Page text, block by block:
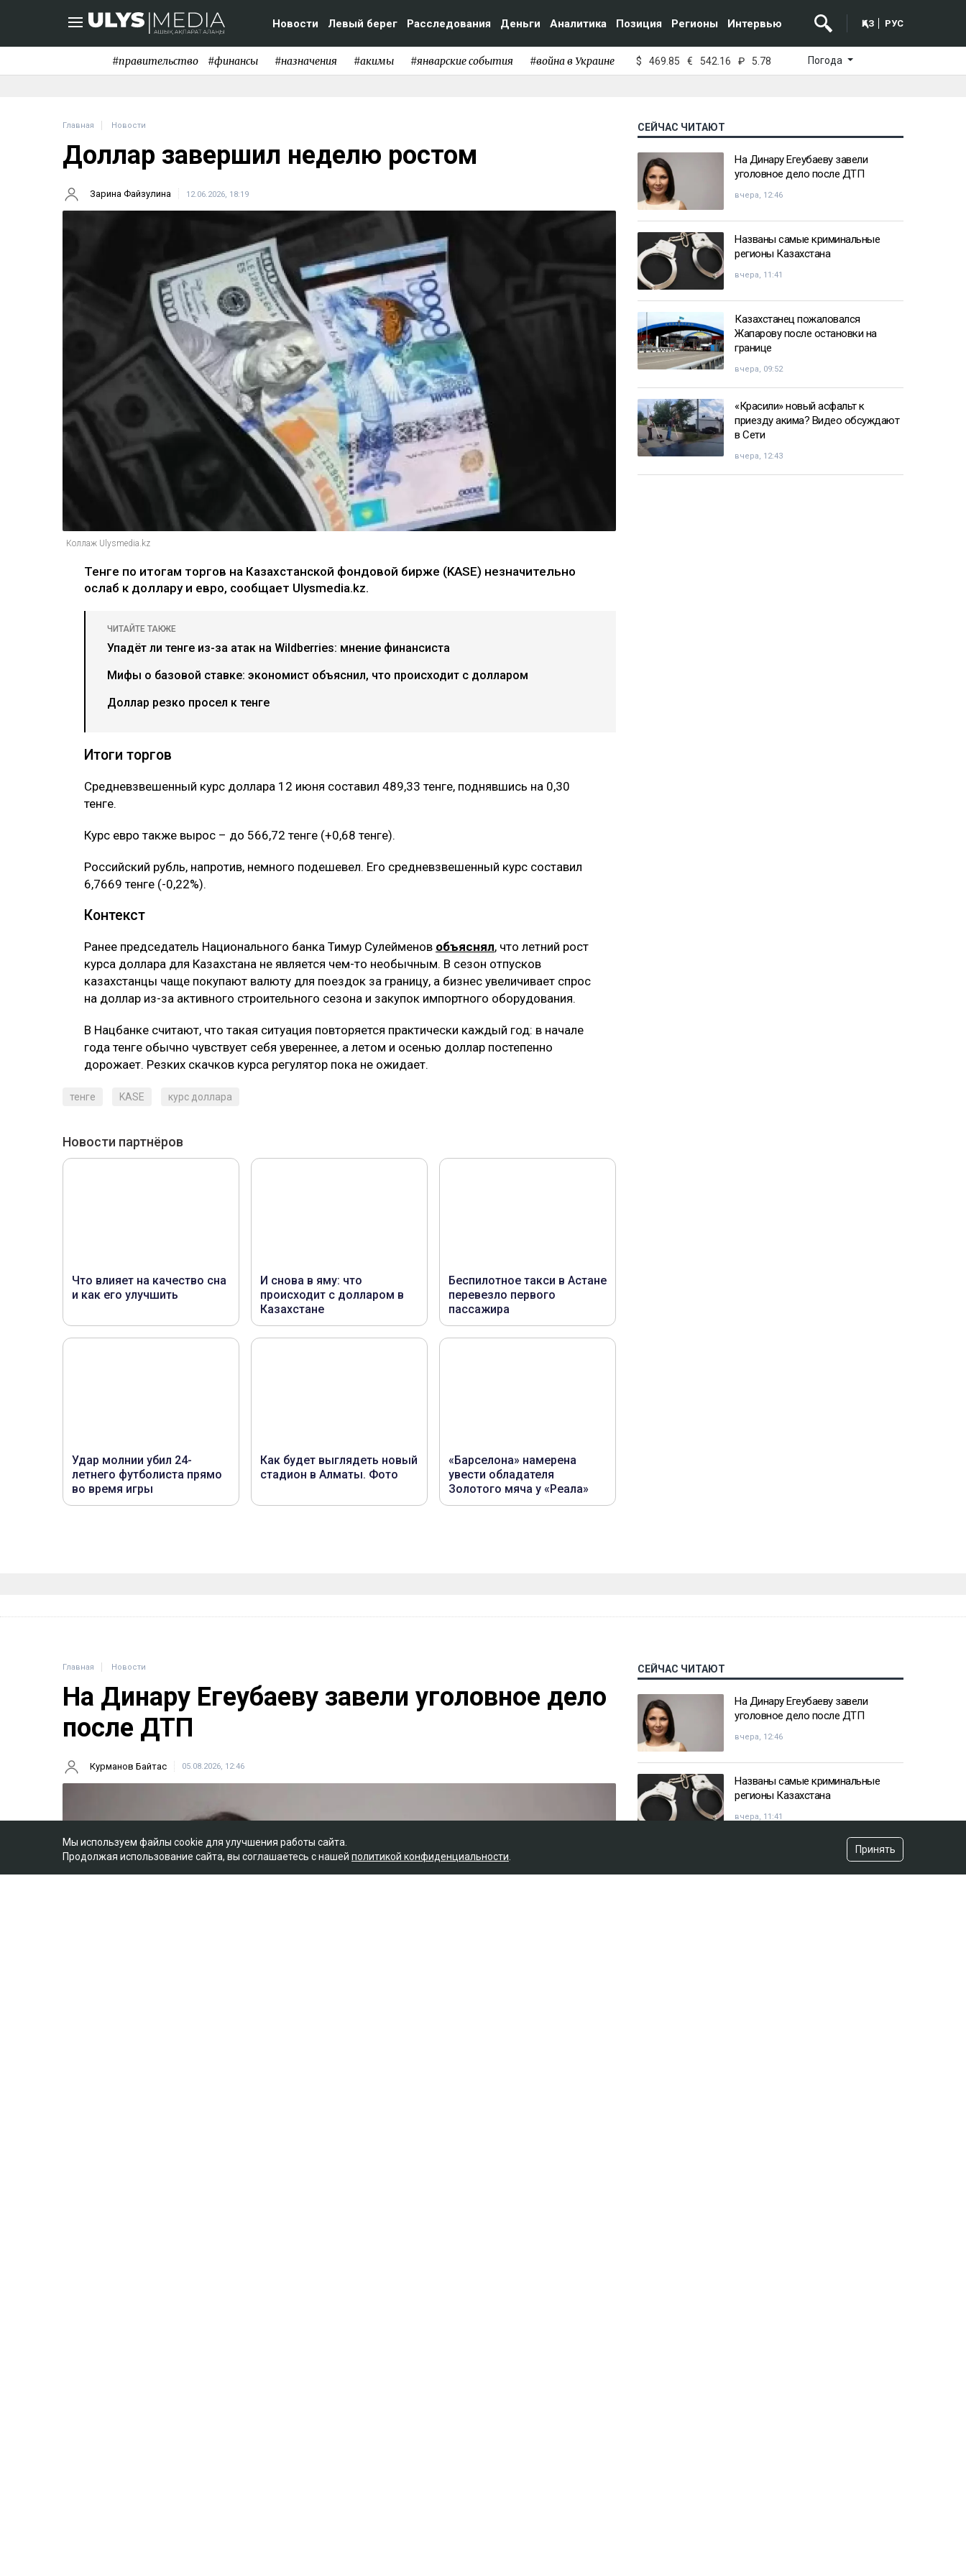
Новости Левый берег Расследования Деньги Аналитика Позиция Регионы Интервью ҚАЗ РУС
#правительство #финансы #назначения #акимы #январские события #война в Украине $ 469.85 € 542.16 ₽ 5.78 Погода
Главная Новости
Доллар завершил неделю ростом
Зарина Файзулина 12.06.2026, 18:19
Коллаж Ulysmedia.kz
Тенге по итогам торгов на Казахстанской фондовой бирже (KASE) незначительно
ослаб к доллару и евро, сообщает Ulysmedia.kz.
ЧИТАЙТЕ ТАКЖЕ
Упадёт ли тенге из-за атак на Wildberries: мнение финансиста
Мифы о базовой ставке: экономист объяснил, что происходит с долларом
Доллар резко просел к тенге
Итоги торгов
Средневзвешенный курс доллара 12 июня составил 489,33 тенге, поднявшись на 0,30
тенге.
Курс евро также вырос – до 566,72 тенге (+0,68 тенге).
Российский рубль, напротив, немного подешевел. Его средневзвешенный курс составил
6,7669 тенге (-0,22%).
Контекст
Ранее председатель Национального банка Тимур Сулейменов объяснял, что летний рост
курса доллара для Казахстана не является чем-то необычным. В сезон отпусков
казахстанцы чаще покупают валюту для поездок за границу, а бизнес увеличивает спрос
на доллар из-за активного строительного сезона и закупок импортного оборудования.
В Нацбанке считают, что такая ситуация повторяется практически каждый год: в начале
года тенге обычно чувствует себя увереннее, а летом и осенью доллар постепенно
дорожает. Резких скачков курса регулятор пока не ожидает.
тенге KASE курс доллара
СЕЙЧАС ЧИТАЮТ
На Динару Егеубаеву завели
уголовное дело после ДТП
вчера, 12:46
Названы самые криминальные
регионы Казахстана
вчера, 11:41
Казахстанец пожаловался
Жапарову после остановки на
границе
вчера, 09:52
«Красили» новый асфальт к
приезду акима? Видео обсуждают
в Сети
вчера, 12:43
Главная Новости
На Динару Егеубаеву завели уголовное дело
после ДТП
Курманов Байтас 05.08.2026, 12:46
СЕЙЧАС ЧИТАЮТ
На Динару Егеубаеву завели
уголовное дело после ДТП
вчера, 12:46
Названы самые криминальные
регионы Казахстана
вчера, 11:41
Казахстанец пожаловался
Жапарову после остановки на
Мы используем файлы cookie для улучшения работы сайта.
Продолжая использование сайта, вы соглашаетесь с нашей политикой конфиденциальности
Принять